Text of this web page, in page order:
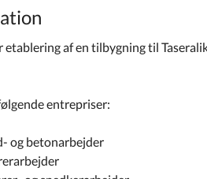
af en tilbygning til
entrepriser:
og betonarbejder